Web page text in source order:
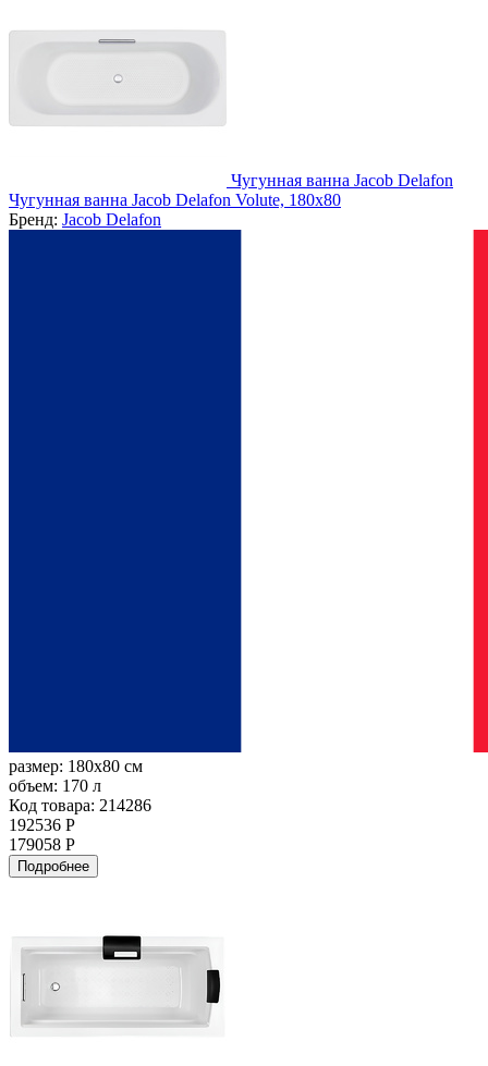
Чугунная ванна Jacob Delafon
Чугунная ванна Jacob Delafon Volute, 180x80
Бренд: Jacob Delafon
размер: 180x80 см
объем: 170 л
Код товара: 214286
192536 Р
179058 Р
Подробнее